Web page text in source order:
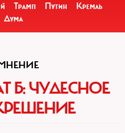
Трамп Путин
Кремль
Дума
Б: ЧУДЕСНОЕ